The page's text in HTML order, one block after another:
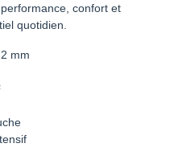
confort et
quotidien.
mm